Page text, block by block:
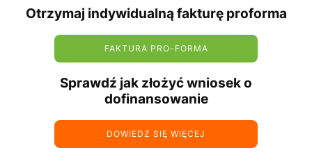
Otrzymaj indywidualną fakturę proforma
FAKTURA PRO-FORMA
Sprawdź jak złożyć wniosek o
dofinansowanie
DOWIEDZ SIĘ WIĘCEJ